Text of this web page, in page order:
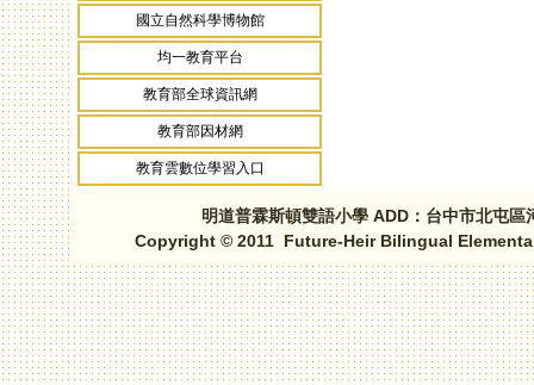
國立自然科學博物館
均一教育平台
教育部全球資訊網
教育部因材網
教育雲數位學習入口
明道普霖斯頓雙語小學 ADD：台中市北屯
Copyright © 2011 Future-Heir Bilingual